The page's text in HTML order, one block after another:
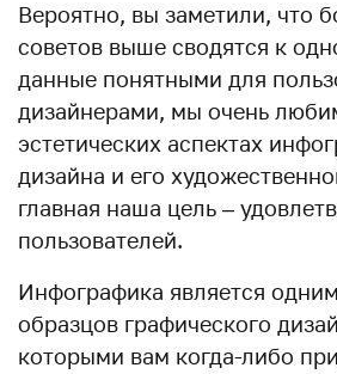
Вероятно, вы заметили, что
советов выше сводятся к
данные понятными для
дизайнерами, мы очень
эстетических аспектах
дизайна и его
главная наша цель –
пользователей.
Инфографика является
образцов графического
которыми вам когда-либо